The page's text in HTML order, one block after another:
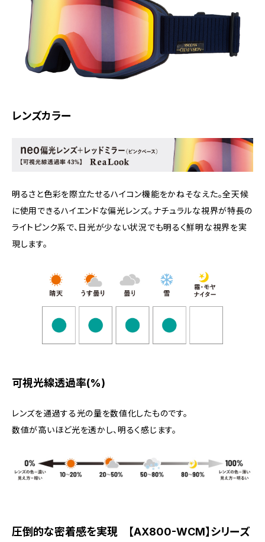
レンズカラー
明るさと色彩を際立たせるハイコン機能をかねそなえた。全天候
に使用できるハイエンドな偏光レンズ。ナチュラルな視界が特長の
ライトピンク系で、日光が少ない状況でも明るく鮮明な視界を実
現します。
可視光線透過率(%)
レンズを通過する光の量を数値化したものです。
数値が高いほど光を透かし、明るく感じます。
圧倒的な密着感を実現 【AX800-WCM】シリーズ